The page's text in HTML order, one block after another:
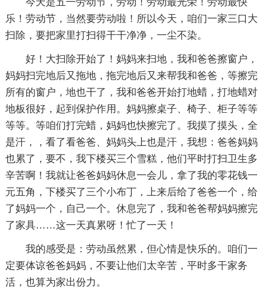
乐！劳动节，当然要劳动啦！所以今天，咱们一家三口大
扫除，要把家里打扫得干干净净，一尘不染。
好！大扫除开始了！妈妈来扫地，我和爸爸擦窗户，
妈妈扫完地后又拖地，拖完地后又来帮我和爸爸，等擦完
所有的窗户，地也干了，我和爸爸开始打地蜡，打地蜡对
地板很好，起到保护作用。妈妈擦桌子、椅子、柜子等等
等等。等咱们打完蜡，妈妈也快擦完了。我摸了摸头，全
是汗，，看了看爸爸、妈妈头上也是汗，我想：爸爸妈妈
也累了，要不，我下楼买三个雪糕，他们平时打扫卫生多
辛苦啊！我就让爸爸妈妈休息一会儿，拿了我的零花钱一
元五角，下楼买了三个小布丁，上来后给了爸爸一个，给
了妈妈一个，自己一个。休息完了，我和爸爸帮妈妈擦完
了家具……这一天真累呀！忙了一天！
我的感受是：劳动虽然累，但心情是快乐的。咱们一
定要体谅爸爸妈妈，不要让他们太辛苦，平时多干家务
活，也算为家出份力。